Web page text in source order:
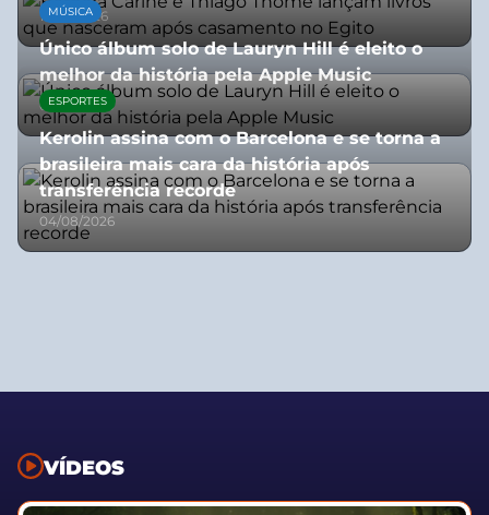
10/07/2026
MÚSICA
Único álbum solo de Lauryn Hill é eleito o
melhor da história pela Apple Music
06/08/2026
ESPORTES
Kerolin assina com o Barcelona e se torna a
brasileira mais cara da história após
transferência recorde
04/08/2026
VÍDEOS